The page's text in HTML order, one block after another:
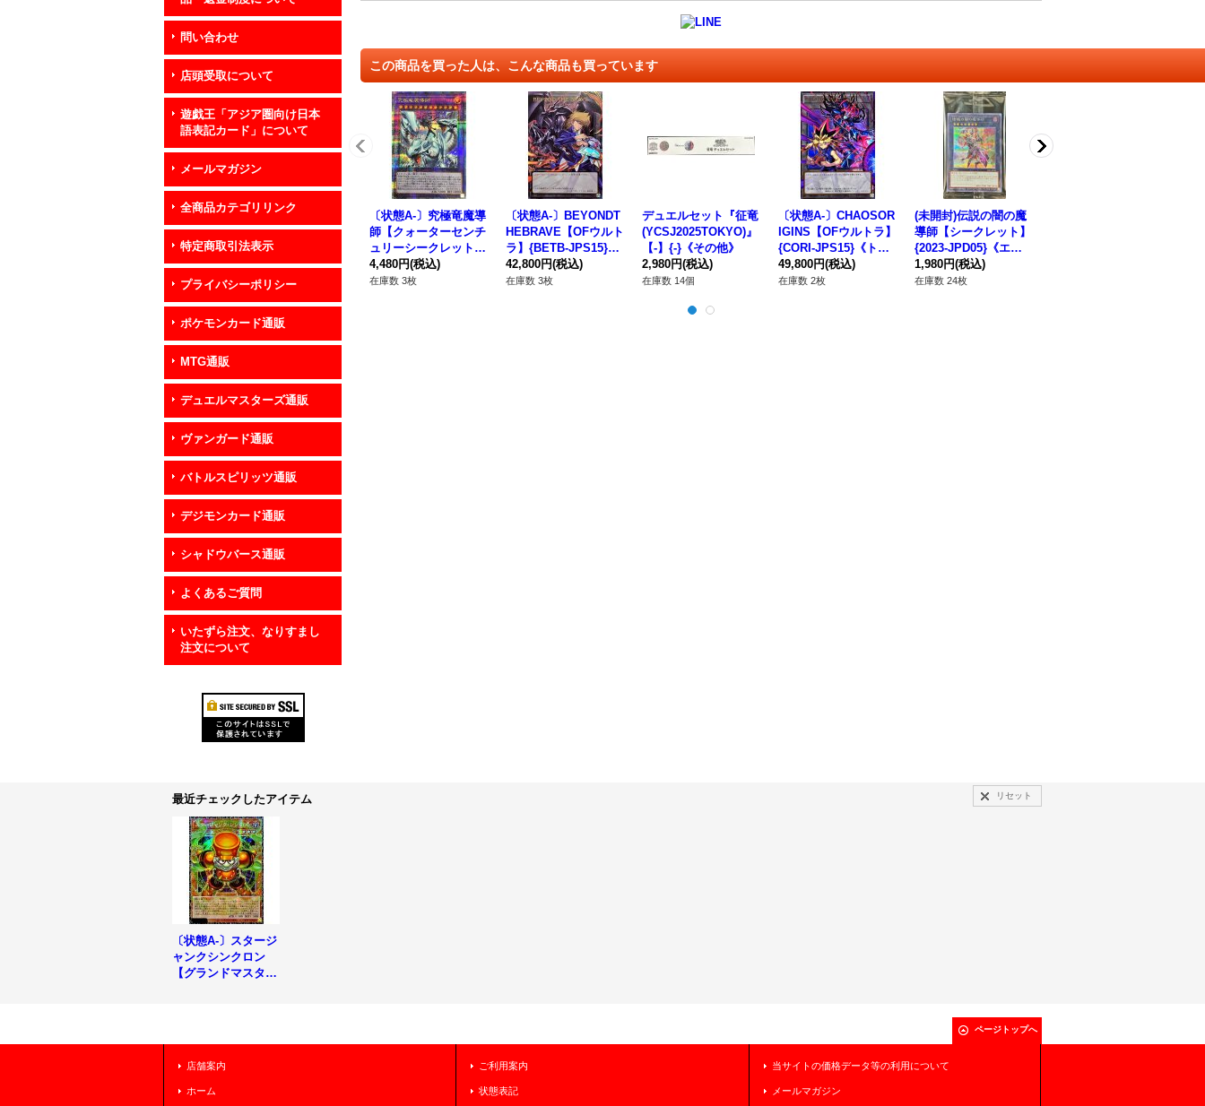
問い合わせ
店頭受取について
遊戯王「アジア圏向け日本
語表記カード」について
メールマガジン
全商品カテゴリリンク
特定商取引法表示
プライバシーポリシー
ポケモンカード通販
MTG通販
デュエルマスターズ通販
ヴァンガード通販
バトルスピリッツ通販
デジモンカード通販
シャドウバース通販
よくあるご質問
いたずら注文、なりすまし
注文について
この商品を買った人は、こんな商品も買っています
〔状態A-〕究極竜魔導
師【クォーターセンチ
ュリーシークレット】
{QCDB-JP001}《融
合》
4,480円(税込)
在庫数 3枚
〔状態A-〕BEYONDT
HEBRAVE【OFウルト
ラ】{BETB-JPS15}
《トークン》
42,800円(税込)
在庫数 3枚
デュエルセット『征竜
(YCSJ2025TOKYO)』
【-】{-}《その他》
2,980円(税込)
在庫数 14個
〔状態A-〕CHAOSOR
IGINS【OFウルトラ】
{CORI-JPS15}《トー
クン》
49,800円(税込)
在庫数 2枚
(未開封)伝説の闇の魔
導師【シークレット】
{2023-JPD05}《エク
シーズ》
1,980円(税込)
在庫数 24枚
最近チェックしたアイテム リセット
〔状態A-〕スタージ
ャンクシンクロン
【グランドマスタ
ページトップへ
店舗案内
ホーム
ご利用案内
状態表記
当サイトの価格データ等の利用について
メールマガジン